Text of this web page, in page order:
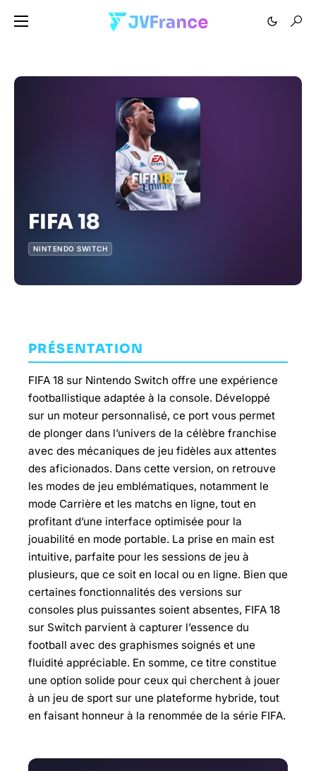
FIFA 18
NINTENDO SWITCH
PRÉSENTATION
FIFA 18 sur Nintendo Switch offre une expérience
footballistique adaptée à la console. Développé
sur un moteur personnalisé, ce port vous permet
de plonger dans l’univers de la célèbre franchise
avec des mécaniques de jeu fidèles aux attentes
des aficionados. Dans cette version, on retrouve
les modes de jeu emblématiques, notamment le
mode Carrière et les matchs en ligne, tout en
profitant d’une interface optimisée pour la
jouabilité en mode portable. La prise en main est
intuitive, parfaite pour les sessions de jeu à
plusieurs, que ce soit en local ou en ligne. Bien que
certaines fonctionnalités des versions sur
consoles plus puissantes soient absentes, FIFA 18
sur Switch parvient à capturer l’essence du
football avec des graphismes soignés et une
fluidité appréciable. En somme, ce titre constitue
une option solide pour ceux qui cherchent à jouer
à un jeu de sport sur une plateforme hybride, tout
en faisant honneur à la renommée de la série FIFA.